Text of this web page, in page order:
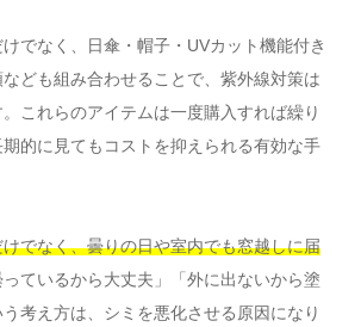
でなく、日傘・帽子・UVカット機能付き
ども組み合わせることで、紫外線対策は
これらのアイテムは一度購入すれば繰り
的に見てもコストを抑えられる有効な手
でなく、曇りの日や室内でも窓越しに届
っているから大丈夫」「外に出ないから塗
考え方は、シミを悪化させる原因になり